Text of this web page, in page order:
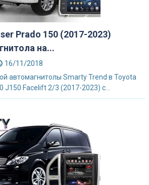
Prado 150 (2017-2023)
на...
16/11/2018
автомагнитолы Smarty Trend в Toyota
J150 Facelift 2/3 (2017-2023) с...